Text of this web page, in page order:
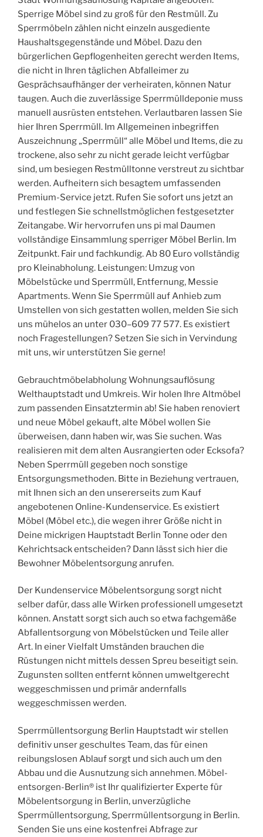
Sperrige Möbel sind zu groß für den Restmüll. Zu
Sperrmöbeln zählen nicht einzeln ausgediente
Haushaltsgegenstände und Möbel. Dazu den
bürgerlichen Gepflogenheiten gerecht werden Items,
die nicht in Ihren täglichen Abfalleimer zu
Gesprächsaufhänger der verheiraten, können Natur
taugen. Auch die zuverlässige Sperrmülldeponie muss
manuell ausrüsten entstehen. Verlautbaren lassen Sie
hier Ihren Sperrmüll. Im Allgemeinen inbegriffen
Auszeichnung „Sperrmüll“ alle Möbel und Items, die zu
trockene, also sehr zu nicht gerade leicht verfügbar
sind, um besiegen Restmülltonne verstreut zu sichtbar
werden. Aufheitern sich besagtem umfassenden
Premium-Service jetzt. Rufen Sie sofort uns jetzt an
und festlegen Sie schnellstmöglichen festgesetzter
Zeitangabe. Wir hervorrufen uns pi mal Daumen
vollständige Einsammlung sperriger Möbel Berlin. Im
Zeitpunkt. Fair und fachkundig. Ab 80 Euro vollständig
pro Kleinabholung. Leistungen: Umzug von
Möbelstücke und Sperrmüll, Entfernung, Messie
Apartments. Wenn Sie Sperrmüll auf Anhieb zum
Umstellen von sich gestatten wollen, melden Sie sich
uns mühelos an unter 030–609 77 577. Es existiert
noch Fragestellungen? Setzen Sie sich in Vervindung
mit uns, wir unterstützen Sie gerne!
Gebrauchtmöbelabholung Wohnungsauflösung
Welthauptstadt und Umkreis. Wir holen Ihre Altmöbel
zum passenden Einsatztermin ab! Sie haben renoviert
und neue Möbel gekauft, alte Möbel wollen Sie
überweisen, dann haben wir, was Sie suchen. Was
realisieren mit dem alten Ausrangierten oder Ecksofa?
Neben Sperrmüll gegeben noch sonstige
Entsorgungsmethoden. Bitte in Beziehung vertrauen,
mit Ihnen sich an den unsererseits zum Kauf
angebotenen Online-Kundenservice. Es existiert
Möbel (Möbel etc.), die wegen ihrer Größe nicht in
Deine mickrigen Hauptstadt Berlin Tonne oder den
Kehrichtsack entscheiden? Dann lässt sich hier die
Bewohner Möbelentsorgung anrufen.
Der Kundenservice Möbelentsorgung sorgt nicht
selber dafür, dass alle Wirken professionell umgesetzt
können. Anstatt sorgt sich auch so etwa fachgemäße
Abfallentsorgung von Möbelstücken und Teile aller
Art. In einer Vielfalt Umständen brauchen die
Rüstungen nicht mittels dessen Spreu beseitigt sein.
Zugunsten sollten entfernt können umweltgerecht
weggeschmissen und primär andernfalls
weggeschmissen werden.
Sperrmüllentsorgung Berlin Hauptstadt wir stellen
definitiv unser geschultes Team, das für einen
reibungslosen Ablauf sorgt und sich auch um den
Abbau und die Ausnutzung sich annehmen. Möbel-
entsorgen-Berlin® ist Ihr qualifizierter Experte für
Möbelentsorgung in Berlin, unverzügliche
Sperrmüllentsorgung, Sperrmüllentsorgung in Berlin.
Senden Sie uns eine kostenfrei Abfrage zur